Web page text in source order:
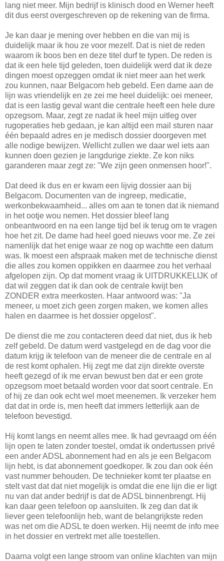
lang niet meer. Mijn bedrijf is klinisch dood en Werner heeft
dit dus eerst overgeschreven op de rekening van de firma.
Je kan daar je mening over hebben en die van mij is
duidelijk maar ik hou ze voor mezelf. Dat is niet de reden
waarom ik boos ben en deze titel durf te typen. De reden is
dat ik een hele tijd geleden, toen duidelijk werd dat ik deze
dingen moest opzeggen omdat ik niet meer aan het werk
zou kunnen, naar Belgacom heb gebeld. Een dame aan de
lijn was vriendelijk en ze zei me heel duidelijk: oei meneer,
dat is een lastig geval want die centrale heeft een hele dure
opzegsom. Maar, zegt ze nadat ik heel mijn uitleg over
rugoperaties heb gedaan, je kan altijd een mail sturen naar
één bepaald adres en je medisch dossier doorgeven met
alle nodige bewijzen. Wellicht zullen we daar wel iets aan
kunnen doen gezien je langdurige ziekte. Ze kon niks
garanderen maar zegt ze: "We zijn geen onmensen hoor!".
Dat deed ik dus en er kwam een lijvig dossier aan bij
Belgacom. Documenten van de ingreep, medicatie,
werkonbekwaamheid... alles om aan te tonen dat ik niemand
in het ootje wou nemen. Het dossier bleef lang
onbeantwoord en na een lange tijd bel ik terug om te vragen
hoe het zit. De dame had heel goed nieuws voor me. Ze zei
namenlijk dat het enige waar ze nog op wachtte een datum
was. Ik moest een afspraak maken met de technische dienst
die alles zou komen oppikken en daarmee zou het verhaal
afgelopen zijn. Op dat moment vraag ik UITDRUKKELIJK of
dat wil zeggen dat ik dan ook de centrale kwijt ben
ZONDER extra meerkosten. Haar antwoord was: "Ja
meneer, u moet zich geen zorgen maken, we komen alles
halen en daarmee is het dossier opgelost".
De dienst die me zou contacteren deed dat niet, dus ik heb
zelf gebeld. De datum werd vastgelegd en de dag voor die
datum krijg ik telefoon van de meneer die de centrale en al
de rest komt ophalen. Hij zegt me dat zijn direkte overste
heeft gezegd of ik me ervan bewust ben dat er een grote
opzegsom moet betaald worden voor dat soort centrale. En
of hij ze dan ook echt wel moet meenemen. Ik verzeker hem
dat dat in orde is, men heeft dat immers letterlijk aan de
telefoon bevestigd.
Hij komt langs en neemt alles mee. Ik had gevraagd om één
lijn open te laten zonder toestel, omdat ik ondertussen privé
een ander ADSL abonnement had en als je een Belgacom
lijn hebt, is dat abonnement goedkoper. Ik zou dan ook één
vast nummer behouden. De technieker komt ter plaatse en
stelt vast dat dat niet mogelijk is omdat die ene lijn die er ligt
nu van dat ander bedrijf is dat de ADSL binnenbrengt. Hij
kan daar geen telefoon op aansluiten. Ik zeg dan dat ik
liever geen telefoonlijn heb, want de belangrijkste reden
was net om die ADSL te doen werken. Hij neemt de info mee
in het dossier en vertrekt met alle toestellen.
Daarna volgt een lange stroom van online klachten van mijn